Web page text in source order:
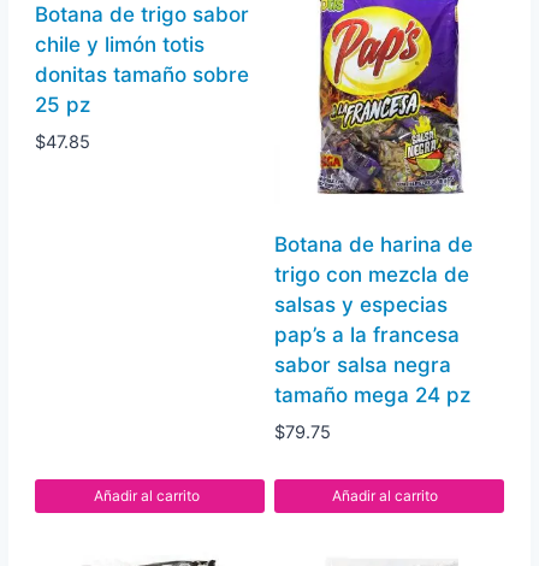
trigo
y
pz
cantidad
Botana de trigo sabor
chile y limón totis
donitas tamaño sobre
25 pz
$47.85
Añadir al carrito
Botana de harina de
trigo con mezcla de
salsas y especias
pap’s a la francesa
sabor salsa negra
tamaño mega 24 pz
$79.75
Añadir al carrito